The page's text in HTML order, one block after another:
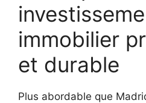
immobilier
et durable
Plus abordable que